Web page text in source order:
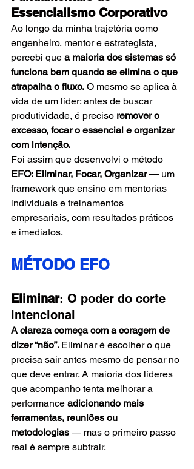
Essencialismo Corporativo
Ao longo da minha trajetória como
engenheiro, mentor e estrategista,
percebi que a maioria dos sistemas só
funciona bem quando se elimina o que
atrapalha o fluxo. O mesmo se aplica à
vida de um líder: antes de buscar
produtividade, é preciso remover o
excesso, focar o essencial e organizar
com intenção.
Foi assim que desenvolvi o método
EFO: Eliminar, Focar, Organizar — um
framework que ensino em mentorias
individuais e treinamentos
empresariais, com resultados práticos
e imediatos.
MÉTODO EFO
Eliminar: O poder do corte
intencional
A clareza começa com a coragem de
dizer “não”. Eliminar é escolher o que
precisa sair antes mesmo de pensar no
que deve entrar. A maioria dos líderes
que acompanho tenta melhorar a
performance adicionando mais
ferramentas, reuniões ou
metodologias — mas o primeiro passo
real é sempre subtrair.